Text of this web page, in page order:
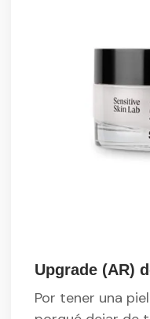
Upgrade (AR)
Por tener una